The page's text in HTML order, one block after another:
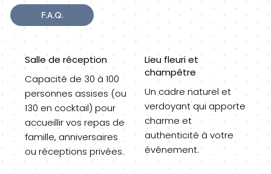
F.A.Q.
Salle de réception
Capacité de 30 à 100
personnes assises (ou
130 en cocktail) pour
accueillir vos repas de
famille, anniversaires
ou réceptions privées.
Lieu fleuri et
champêtre
Un cadre naturel et
verdoyant qui apporte
charme et
authenticité à votre
événement.